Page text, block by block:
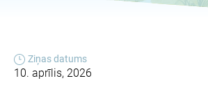
Ziņas datums
10. aprīlis, 2026